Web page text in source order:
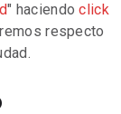
" haciendoclick
respecto